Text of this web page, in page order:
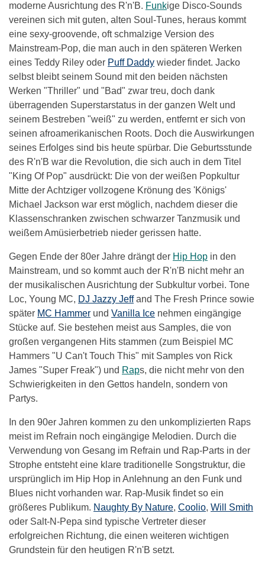
moderne Ausrichtung des R'n'B. Funkige Disco-Sounds
vereinen sich mit guten, alten Soul-Tunes, heraus kommt
eine sexy-groovende, oft schmalzige Version des
Mainstream-Pop, die man auch in den späteren Werken
eines Teddy Riley oder Puff Daddy wieder findet. Jacko
selbst bleibt seinem Sound mit den beiden nächsten
Werken "Thriller" und "Bad" zwar treu, doch dank
überragenden Superstarstatus in der ganzen Welt und
seinem Bestreben "weiß" zu werden, entfernt er sich von
seinen afroamerikanischen Roots. Doch die Auswirkungen
seines Erfolges sind bis heute spürbar. Die Geburtsstunde
des R'n'B war die Revolution, die sich auch in dem Titel
"King Of Pop" ausdrückt: Die von der weißen Popkultur
Mitte der Achtziger vollzogene Krönung des 'Königs'
Michael Jackson war erst möglich, nachdem dieser die
Klassenschranken zwischen schwarzer Tanzmusik und
weißem Amüsierbetrieb nieder gerissen hatte.
Gegen Ende der 80er Jahre drängt der Hip Hop in den
Mainstream, und so kommt auch der R'n'B nicht mehr an
der musikalischen Ausrichtung der Subkultur vorbei. Tone
Loc, Young MC, DJ Jazzy Jeffand The Fresh Prince sowie
später MC Hammer und Vanilla Ice nehmen eingängige
Stücke auf. Sie bestehen meist aus Samples, die von
großen vergangenen Hits stammen (zum Beispiel MC
Hammers "U Can't Touch This" mit Samples von Rick
James "Super Freak") und Raps, die nicht mehr von den
Schwierigkeiten in den Gettos handeln, sondern von
Partys.
In den 90er Jahren kommen zu den unkomplizierten Raps
meist im Refrain noch eingängige Melodien. Durch die
Verwendung von Gesang im Refrain und Rap-Parts in der
Strophe entsteht eine klare traditionelle Songstruktur, die
ursprünglich im Hip Hop in Anlehnung an den Funk und
Blues nicht vorhanden war. Rap-Musik findet so ein
größeres Publikum. Naughty By Nature, Coolio, Will Smith
oder Salt-N-Pepa sind typische Vertreter dieser
erfolgreichen Richtung, die einen weiteren wichtigen
Grundstein für den heutigen R'n'B setzt.